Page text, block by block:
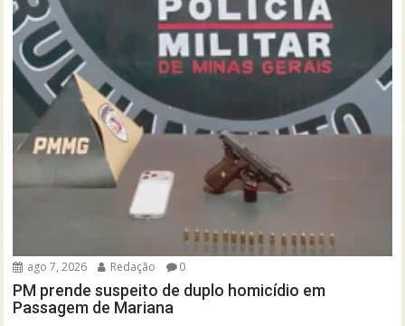
ago 7, 2026 Redação 0
PM prende suspeito de duplo homicídio em
Passagem de Mariana